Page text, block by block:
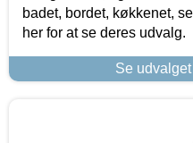
badet, bordet, køkkenet,
her for at se deres udvalg.
Se